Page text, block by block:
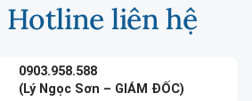
Hotline liên hệ
0903.958.588
(Lý Ngọc Sơn – GIÁM ĐỐC)